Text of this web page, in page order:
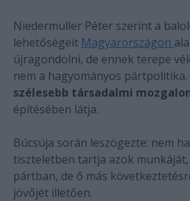
Niedermüller Péter szerint a
lehetőségeit Magyarországon
újragondolni, de ennek terepe
nem a hagyományos
szélesebb társadalmi
építésében látja.
Búcsúja során leszögezte: nem
tiszteletben tartja azok
pártban, de ő más
jövőjét illetően.